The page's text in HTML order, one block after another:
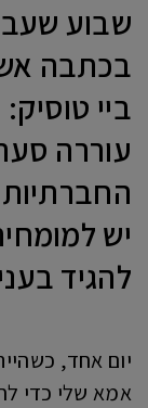
שבוע
בכתבה
ביי
עוררה
יש
להגיד
אמא שלי כדי